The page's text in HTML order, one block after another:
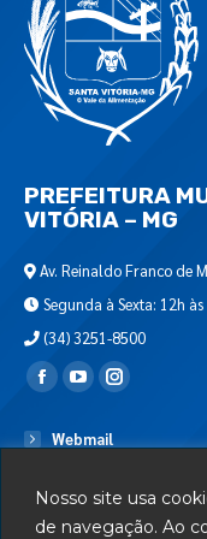
Nosso site usa
de navegação. Ao
PREFEITURA
VITÓRIA – MG
Av. Reinaldo Franco de
Segunda à Sexta: 12h às
(34) 3251-8500
Encontre-nos em:
Webmail
Serviços